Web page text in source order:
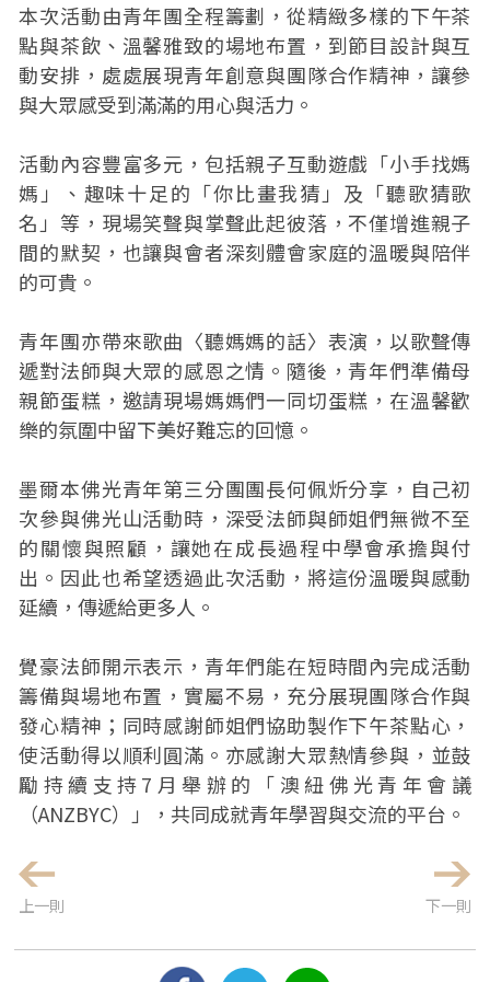
本次活動由青年團全程籌劃，從精緻多樣的下午茶
點與茶飲、溫馨雅致的場地布置，到節目設計與互
動安排，處處展現青年創意與團隊合作精神，讓參
與大眾感受到滿滿的用心與活力。
活動內容豐富多元，包括親子互動遊戲「小手找媽
媽」、趣味十足的「你比畫我猜」及「聽歌猜歌
名」等，現場笑聲與掌聲此起彼落，不僅增進親子
間的默契，也讓與會者深刻體會家庭的溫暖與陪伴
的可貴。
青年團亦帶來歌曲〈聽媽媽的話〉表演，以歌聲傳
遞對法師與大眾的感恩之情。隨後，青年們準備母
親節蛋糕，邀請現場媽媽們一同切蛋糕，在溫馨歡
樂的氛圍中留下美好難忘的回憶。
墨爾本佛光青年第三分團團長何佩炘分享，自己初
次參與佛光山活動時，深受法師與師姐們無微不至
的關懷與照顧，讓她在成長過程中學會承擔與付
出。因此也希望透過此次活動，將這份溫暖與感動
延續，傳遞給更多人。
覺豪法師開示表示，青年們能在短時間內完成活動
籌備與場地布置，實屬不易，充分展現團隊合作與
發心精神；同時感謝師姐們協助製作下午茶點心，
使活動得以順利圓滿。亦感謝大眾熱情參與，並鼓
勵持續支持7月舉辦的「澳紐佛光青年會議
（ANZBYC）」，共同成就青年學習與交流的平台。
上一則 下一則